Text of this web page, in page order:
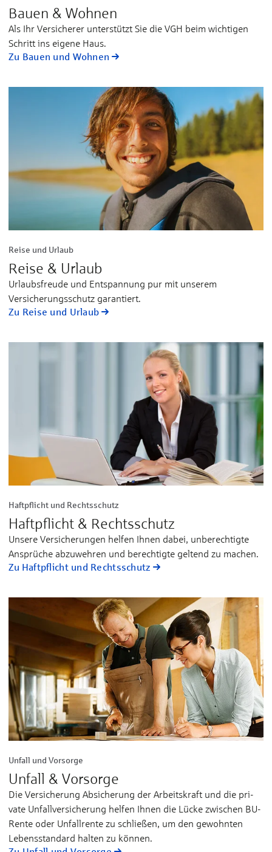
Bauen & Wohnen
Als Ihr Versicherer unterstützt Sie die VGH beim wichtigen
Schritt ins eigene Haus.
Zu Bauen und Wohnen
Reise und Urlaub
Reise & Urlaub
Urlaubsfreude und Entspannung pur mit unserem
Versicherungsschutz garantiert.
Zu Reise und Urlaub
Haftpflicht und Rechtsschutz
Haftpflicht & Rechtsschutz
Unsere Versicherungen helfen Ihnen dabei, unberechtigte
Ansprüche abzuwehren und berechtigte geltend zu machen.
Zu Haftpflicht und Rechtsschutz
Unfall und Vorsorge
Unfall & Vorsorge
Die Ver­sicherung Ab­siche­rung der Arbeits­kraft und die pri­
vate Un­fall­ver­sicherung hel­fen Ihnen die Lücke zwischen BU-
Ren­te oder Un­fall­rente zu schlie­ßen, um den gewohnten
Lebens­stan­dard hal­ten zu kön­nen.